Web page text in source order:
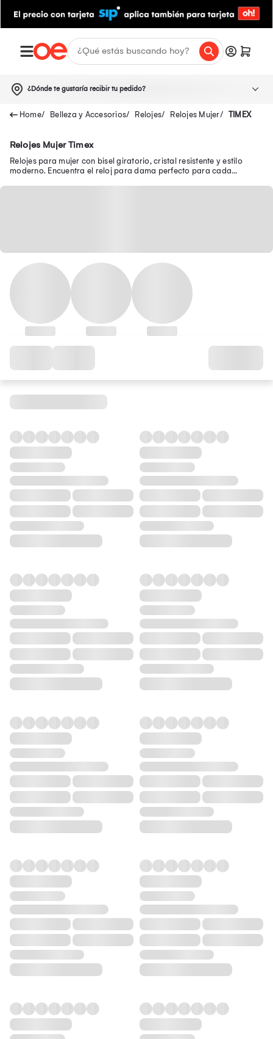
¿Dónde te gustaría recibir tu pedido?
Belleza y Accesorios Relojes Relojes Mujer TIMEX
Relojes Mujer Timex
Relojes para mujer con bisel giratorio, cristal resistente y estilo
moderno. Encuentra el reloj para dama perfecto para cada